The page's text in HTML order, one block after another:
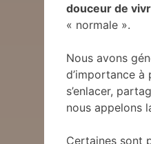
douceur de
« normale ».
Nous avons
d’importance
s’enlacer,
nous appelons
Certaines sont